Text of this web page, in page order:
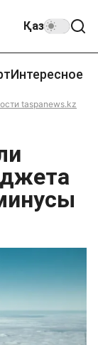
Қаз
Интересное
taspanews.kz